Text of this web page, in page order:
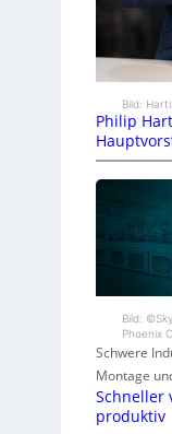
Bild:
Philip
Bild:
Phoenix
Schwere
Montage
Schneller
produktiv